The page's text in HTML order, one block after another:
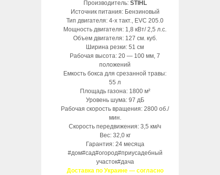
Производитель: STIHL
Источник питания: Бензиновый
Тип двигателя: 4-х такт., EVC 205.0
Мощность двигателя: 1,8 кВт/ 2,5 л.с.
Объем двигателя: 127 см. куб.
Ширина резки: 51 см
Рабочая высота: 20 — 100 мм, 7
положений
Емкость бокса для срезанной травы:
55 л
Площадь газона: 1800 м²
Уровень шума: 97 дБ
Рабочая скорость вращения: 2800 об./
мин.
Скорость передвижения: 3,5 км/ч
Вес: 32,0 кг
Гарантия: 24 месяца
#дом#сад#огород#приусадебный
участок#дача
Доставка по Украине — согласно